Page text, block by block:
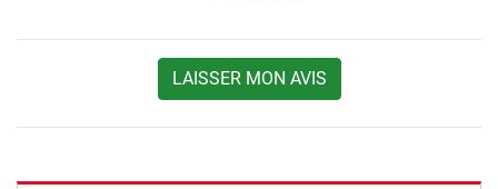
LAISSER MON AVIS